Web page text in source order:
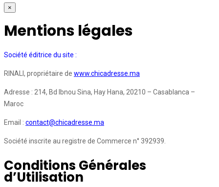
×
Mentions légales
Société éditrice du site :
RINALI, propriétaire de www.chicadresse.ma
Adresse : 214, Bd Ibnou Sina, Hay Hana, 20210 – Casablanca –
Maroc
Email : contact@chicadresse.ma
Société inscrite au registre de Commerce n° 392939.
Conditions Générales
d’Utilisation